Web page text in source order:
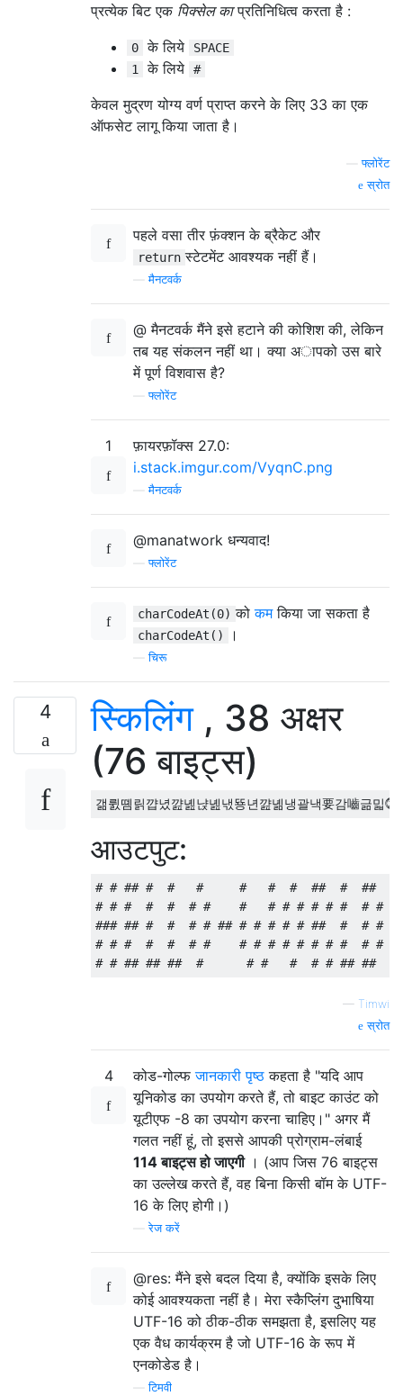
प्रत्येक बिट एक पिक्सेल काप्रतिनिधित्व करता है :
0 के लिये
SPACE
1 के लिये #
केवल मुद्रण योग्य वर्ण प्राप्त करने के लिए 33 का एक
ऑफसेट लागू किया जाता है।
—फ्लोरेंट
स्रोत
पहले वसा तीर फ़ंक्शन के ब्रैकेट और
return स्टेटमेंट आवश्यक नहीं हैं।
—मैनटवर्क
@ मैनटवर्क मैंने इसे हटाने की कोशिश की, लेकिन
तब यह संकलन नहीं था। क्या अापको उस बारे
में पूर्ण विशवास है?
—फ्लोरेंट
1
फ़ायरफ़ॉक्स 27.0:
i.stack.imgur.com/VyqnC.png
—मैनटवर्क
@manatwork धन्यवाद!
—फ्लोरेंट
charCodeAt(0) कोकमकिया जा सकता है
charCodeAt() ।
—चिरू
4 स्किलिंग, 38 अक्षर
(76 बाइट्स)
आउटपुट:
# # ## #  #   #     #   #  #  ##  #  ##  #
# # #  #  #  # #    #   # # # # # #  # # #
### ## #  #  # # ## # # # # # ##  #  # # #
# # #  #  #  # #    # # # # # # # #  # #
— Timwi
स्रोत
4 कोड-गोल्फजानकारी पृष्ठ कहता है "यदि आप
यूनिकोड का उपयोग करते हैं, तो बाइट काउंट को
यूटीएफ -8 का उपयोग करना चाहिए।" अगर मैं
गलत नहीं हूं, तो इससे आपकी प्रोग्राम-लंबाई
114 बाइट्स हो जाएगी। (आप जिस 76 बाइट्स
का उल्लेख करते हैं, वह बिना किसी बॉम के UTF-
16 के लिए होगी।)
—रेज करें
@res: मैंने इसे बदल दिया है, क्योंकि इसके लिए
कोई आवश्यकता नहीं है। मेरा स्कैप्लिंग दुभाषिया
UTF-16 को ठीक-ठीक समझता है, इसलिए यह
एक वैध कार्यक्रम है जो UTF-16 के रूप में
एनकोडेड है।
—टिमवी